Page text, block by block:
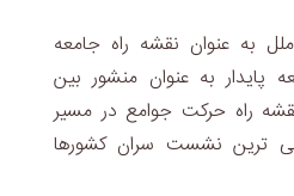
ملل به عنوان نقشه راه جامعه
پایدار به عنوان منشور بین
راه حرکت جوامع در مسیر
ترین نشست سران کشورها